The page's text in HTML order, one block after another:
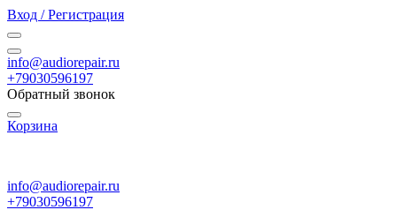
Вход / Регистрация
info@audiorepair.ru
+79030596197
Обратный звонок
Корзина
info@audiorepair.ru
+79030596197